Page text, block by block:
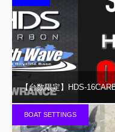
【台数限定】HDS-
BOAT SETTINGS